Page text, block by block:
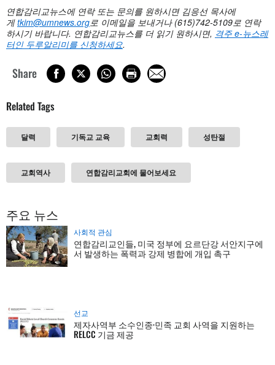
연합감리교뉴스에 연락 또는 문의를 원하시면 김응선 목사에
게tkim@umnews.org로 이메일을 보내거나 (615)742-5109로 연락
하시기 바랍니다. 연합감리교뉴스를 더 읽기 원하시면, 격주 e-뉴스레
터인 두루알리미를 신청하세요.
Share
Related Tags
달력 기독교 교육 교회력 성탄절
교회역사 연합감리교회에 물어보세요
주요 뉴스
사회적 관심
연합감리교인들, 미국 정부에 요르단강 서안지구에
서 발생하는 폭력과 강제 병합에 개입 촉구
선교
제자사역부 소수인종·민족 교회 사역을 지원하는
RELCC 기금 제공